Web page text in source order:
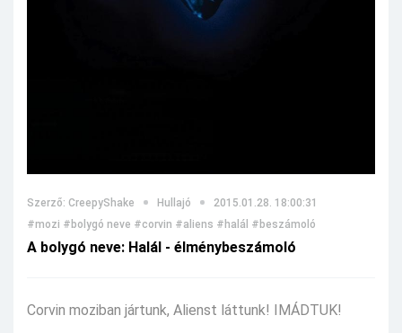
Szerző: CreepyShake Hullajó
2015.01.28. 18:00:31
#mozi #bolygó neve #corvin #aliens #halál #beszámoló
A bolygó neve: Halál - élménybeszámoló
Corvin moziban jártunk, Alienst láttunk! IMÁDTUK!